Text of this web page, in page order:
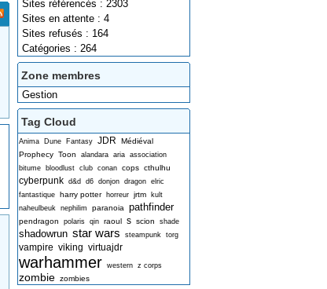
Sites référencés : 2303
Sites en attente : 4
Sites refusés : 164
Catégories : 264
Zone membres
Gestion
Tag Cloud
Anima Dune Fantasy JDR
Médiéval
Prophecy Toon alandara aria association
bitume
bloodlust club conan cops cthulhu
cyberpunk d&d d6 donjon dragon elric
fantastique harry potter horreur jrtm
kult
naheulbeuk nephilim paranoia pathfinder
pendragon polaris qin raoul s scion shade
shadowrun star wars steampunk torg
vampire viking virtuajdr
warhammer western z corps
zombie zombies